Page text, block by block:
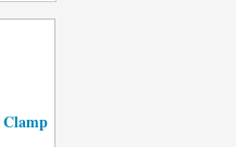
Clamp